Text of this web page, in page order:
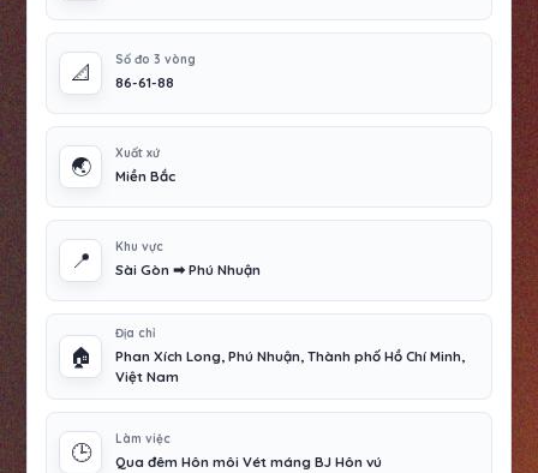
📐
Số đo 3 vòng
86-61-88
🌏
Xuất xứ
Miền Bắc
📍
Khu vực
Sài Gòn ➡ Phú Nhuận
🏠
Địa chỉ
Phan Xích Long, Phú Nhuận, Thành phố Hồ Chí Minh,
Việt Nam
🕒
Làm việc
Qua đêm Hôn môi Vét máng BJ Hôn vú